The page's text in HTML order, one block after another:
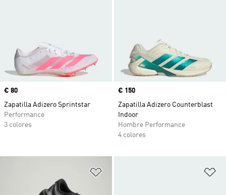
Precio
€ 80
Zapatilla Adizero Sprintstar
Performance
3 colores
Precio
€ 150
Zapatilla Adizero Counterblast
Indoor
Hombre Performance
4 colores